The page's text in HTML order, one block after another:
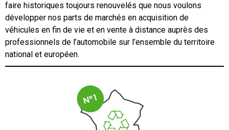
faire historiques toujours renouvelés que nous voulons
développer nos parts de marchés en acquisition de
véhicules en fin de vie et en vente à distance auprès des
professionnels de l’automobile sur l’ensemble du territoire
national et européen.